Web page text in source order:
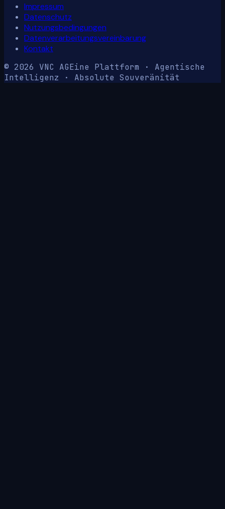
Impressum
Datenschutz
Nutzungsbedingungen
Datenverarbeitungsvereinbarung
Kontakt
© 2026 VNC AGEine Plattform · Agentische
Intelligenz · Absolute Souveränität